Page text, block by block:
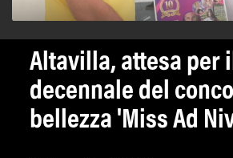
Altavilla, attesa per
decennale del
bellezza 'Miss Ad